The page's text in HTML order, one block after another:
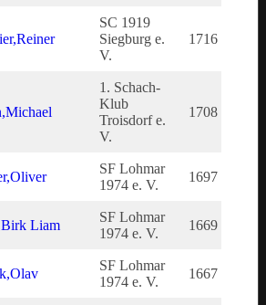
SC 1919
Siegburg e.
V.
1716
1. Schach-
Klub
Troisdorf e.
V.
1708
SF Lohmar
1974 e. V.
1697
Liam
SF Lohmar
1974 e. V.
1669
SF Lohmar
1974 e. V.
1667